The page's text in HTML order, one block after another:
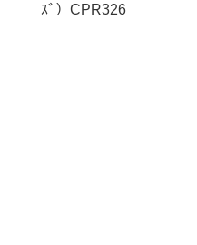
ｽﾞ）CPR326